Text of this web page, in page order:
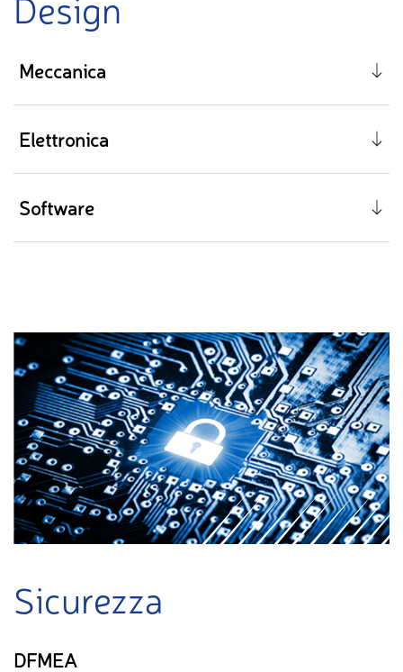
Meccanica
Elettronica
Software
Sicurezza
DFMEA